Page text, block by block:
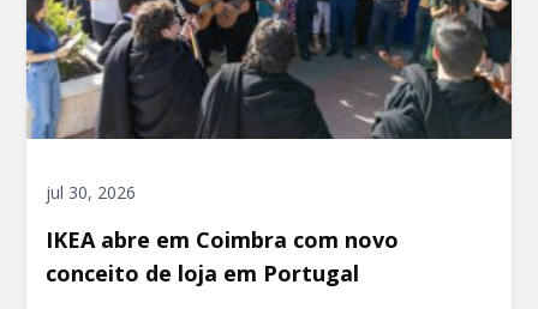
jul 30, 2026
IKEA abre em Coimbra com novo
conceito de loja em Portugal